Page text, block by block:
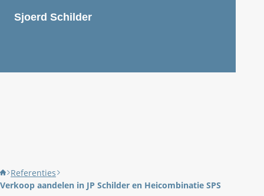
Sjoerd Schilder
Referenties
Verkoop aandelen in JP Schilder en Heicombinatie SPS